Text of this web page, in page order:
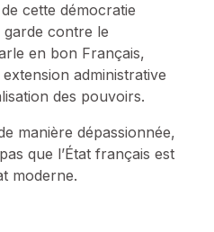
cette démocratie
garde contre le
en bon Français,
administrative
des pouvoirs.
manière dépassionnée,
que l’État français est
moderne.